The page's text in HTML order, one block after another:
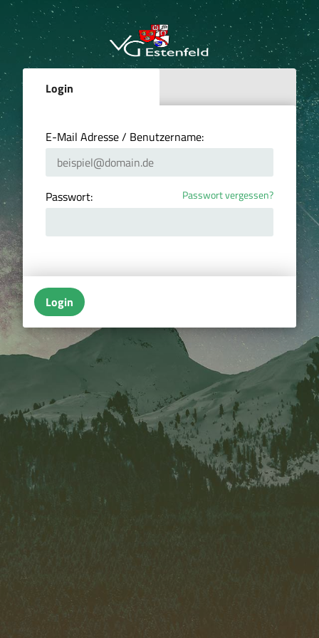
Login
E-Mail Adresse / Benutzername:
Passwort: Passwort vergessen?
Login